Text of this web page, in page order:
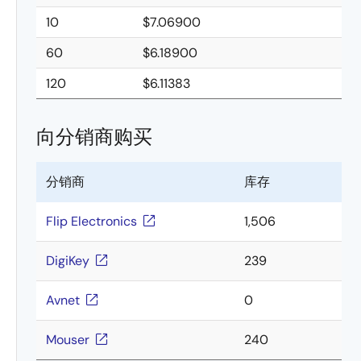
10
$7.06900
60
$6.18900
120
$6.11383
向分销商购买
分销商 库存
Flip Electronics 1,506
DigiKey 239
Avnet 0
Mouser 240